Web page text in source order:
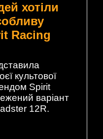
хотіли
Racing
культової
Spirit
варіант
12R.